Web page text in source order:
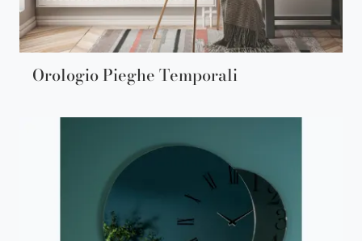
Orologio Pieghe Temporali